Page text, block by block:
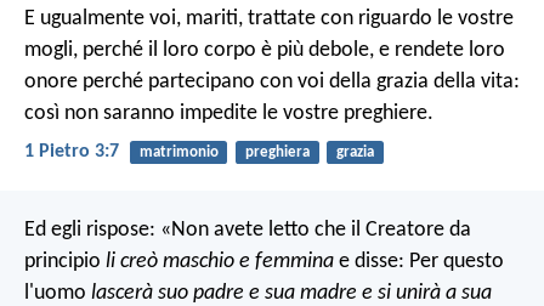
E ugualmente voi, mariti, trattate con riguardo le vostre
mogli, perché il loro corpo è più debole, e rendete loro
onore perché partecipano con voi della grazia della vita:
così non saranno impedite le vostre preghiere.
1 Pietro 3:7 matrimonio preghiera grazia
Ed egli rispose: «Non avete letto che il Creatore da
principio li creò maschio e femmina e disse: Per questo
l'uomo lascerà suo padre e sua madre e si unirà a sua